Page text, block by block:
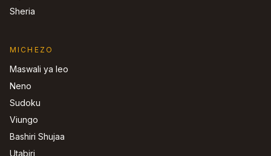
Sheria
MICHEZO
Maswali ya leo
Neno
Sudoku
Viungo
Bashiri Shujaa
Utabiri